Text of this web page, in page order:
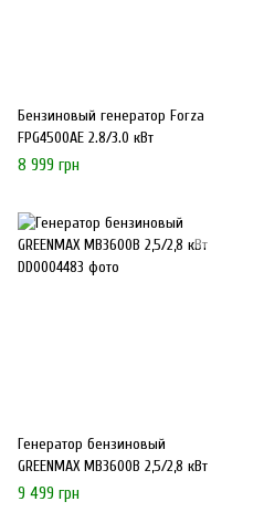
Бензиновый генератор Forza
FPG4500AЕ 2.8/3.0 кВт
8 999 грн
Генератор бензиновый
GREENMAX MB3600B 2,5/2,8 кВт
9 499 грн